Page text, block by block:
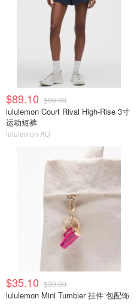
$89.10 $99.00
lululemon Court Rival High-Rise 3寸
运动短裤
lululemon AU
$35.10 $39.00
lululemon Mini Tumbler 挂件 包配饰